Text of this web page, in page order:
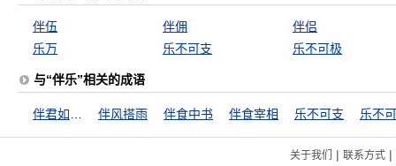
伴伍 伴佣
伴侣
乐万
乐不可支 乐不可极
与“伴乐”相关的成语
伴风搭雨 伴食中书 伴食宰相 乐不可支 乐不
关于我们 | 联系方式|